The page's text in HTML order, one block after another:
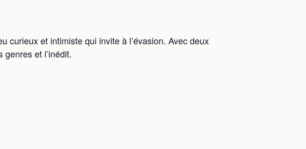
et intimiste qui invite à l’évasion. Avec deux
et l’inédit.